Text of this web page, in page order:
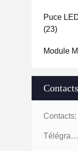
Puce
(23)
Module
Contacts
Contacts:
Télégramme: